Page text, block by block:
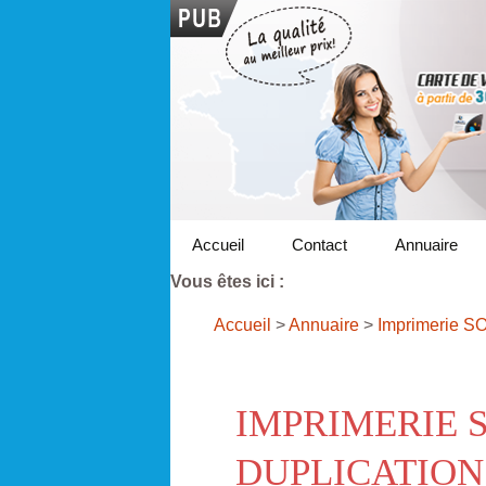
Accueil Contact
Annuaire
Vous êtes ici :
Accueil >Annuaire > Imprimerie
IMPRIMERIE